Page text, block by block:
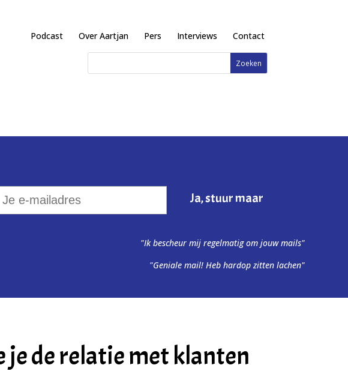
Podcast Over Aartjan Pers Interviews Contact
"Ik bescheur mij regelmatig om jouw mails"
"Geniale mail! Heb hardop zitten lachen"
de relatie met klanten